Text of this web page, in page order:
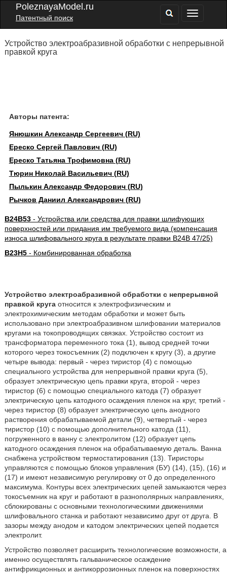
PoleznayaModel.ru
Патентный поиск
Устройство электроабразивной обработки с непрерывной
правкой круга
Авторы патента:
Янюшкин Александр Сергеевич (RU)
Ереско Сергей Павлович (RU)
Ереско Татьяна Трофимовна (RU)
Тюрин Николай Васильевич (RU)
Пылькин Александр Федорович (RU)
Рычков Даниил Александрович (RU)
B24B53- Устройства или средства для правки шлифующих
поверхностей или придания им требуемого вида (компенсация
износа шлифовального круга в результате правки B24B 47/25)
B23H5- Комбинированная обработка
Устройство электроабразивной обработки с непрерывной
правкой кругаотносится к электрофизическим и
электрохимическим методам обработки и может быть
использовано при электроабразивном шлифовании материалов
кругами на токопроводящих связках. Устройство состоит из
трансформатора переменного тока (1), вывод средней точки
которого через токосъемник (2) подключен к кругу (3), а другие
четыре вывода: первый - через тиристор (4) с помощью
специального устройства для непрерывной правки круга (5),
образует электрическую цепь правки круга, второй - через
тиристор (6) с помощью специального катода (7) образует
электрическую цепь катодного осаждения пленок на круг, третий -
через тиристор (8) образует электрическую цепь анодного
растворения обрабатываемой детали (9), четвертый - через
тиристор (10) с помощью дополнительного катода (11),
погруженного в ванну с электролитом (12) образует цепь
катодного осаждения пленок на обрабатываемую деталь. Ванна
снабжена устройством термостатирования (13). Тиристоры
управляются с помощью блоков управления (БУ) (14), (15), (16) и
(17) и имеют независимую регулировку от 0 до определенного
максимума. Контуры всех электрических цепей замыкаются через
токосъемник на круг и работают в разнополярных направлениях,
сблокированы с основными технологическими движениями
шлифовального станка и работают независимо друг от друга. В
зазоры между анодом и катодом электрических цепей подается
электролит.
Устройство позволяет расширить технологические возможности, а
именно осуществлять гальваническое осаждение
антифрикционных и антикоррозионных пленок на поверхностях